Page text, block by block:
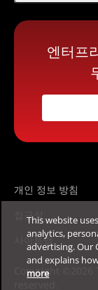
엔터프
개인 정보 방침
접근성
사이트맵
Copyright
This website
analytics,
advertising. Our
and explains
more